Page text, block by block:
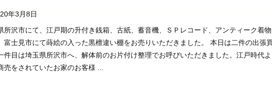
年3月8日
所沢市にて、江戸期の升付き銭箱、古紙、蓄音機、ＳＰレコード、アンティーク着物
富士見市にて蒔絵の入った黒檀違い棚をお売りいただきました。 本日は二件の出張
件目は埼玉県所沢市へ、解体前のお片付け整理でお呼びいただきました。江戸時代よ
売をされていたお家のお客様 ...